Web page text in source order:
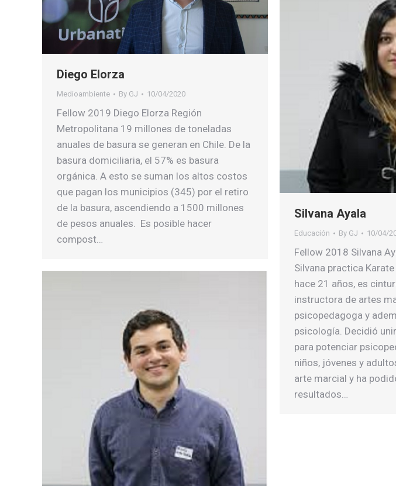
Diego Elorza
Medioambiente By GJ 10/04/2020
Fellow 2019 Diego Elorza Región
Metropolitana 19 millones de toneladas
anuales de basura se generan en Chile. De la
basura domiciliaria, el 57% es basura
orgánica. A esto se suman los altos costos
que pagan los municipios (345) por el retiro
de la basura, ascendiendo a 1500 millones
de pesos anuales. Es posible hacer
compost…
Silvana Ayala
Educación By GJ 10/04/
Fellow 2018 Silvana
Silvana practica
hace 21 años, es
instructora de artes
psicopedagoga y
psicología. Decidió
para potenciar
niños, jóvenes y
arte marcial y ha
resultados…